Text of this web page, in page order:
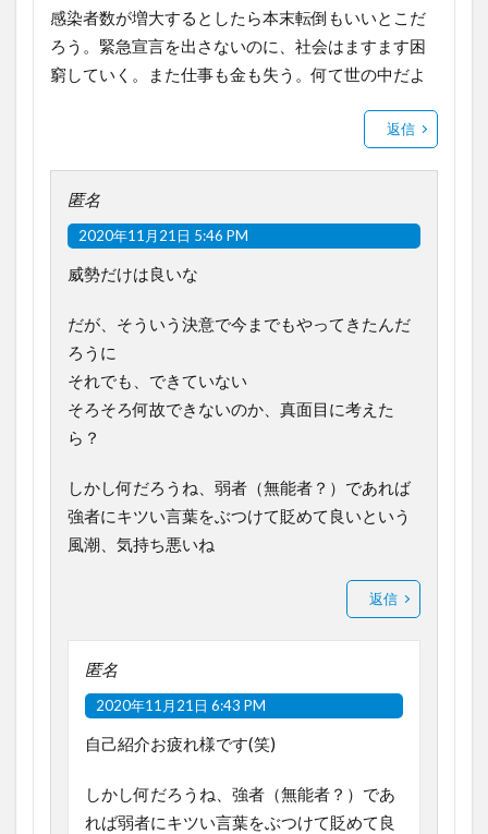
感染者数が増大するとしたら本末転倒もいいとこだ
ろう。緊急宣言を出さないのに、社会はますます困
窮していく。また仕事も金も失う。何て世の中だよ
返信
匿名
2020年11月21日 5:46 PM
威勢だけは良いな
だが、そういう決意で今までもやってきたんだ
ろうに
それでも、できていない
そろそろ何故できないのか、真面目に考えた
ら？
しかし何だろうね、弱者（無能者？）であれば
強者にキツい言葉をぶつけて貶めて良いという
風潮、気持ち悪いね
返信
匿名
2020年11月21日 6:43 PM
自己紹介お疲れ様です(笑)
しかし何だろうね、強者（無能者？）であ
れば弱者にキツい言葉をぶつけて貶めて良